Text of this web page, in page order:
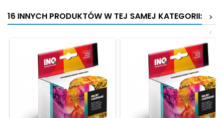
16 INNYCH PRODUKTÓW W TEJ SAMEJ KATEGORII:
>
<